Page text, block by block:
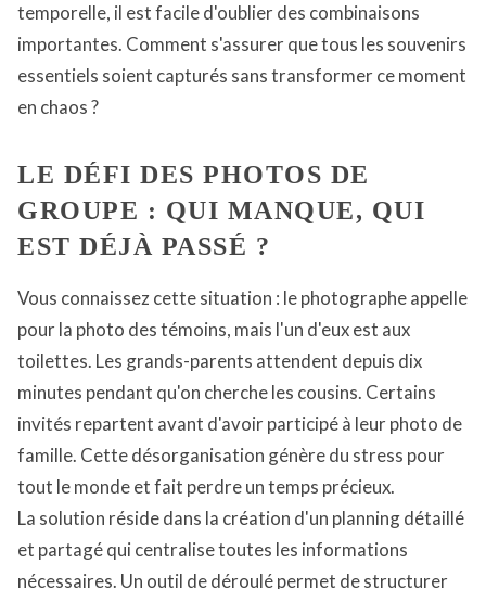
temporelle, il est facile d'oublier des combinaisons
importantes. Comment s'assurer que tous les souvenirs
essentiels soient capturés sans transformer ce moment
en chaos ?
LE DÉFI DES PHOTOS DE
GROUPE : QUI MANQUE, QUI
EST DÉJÀ PASSÉ ?
Vous connaissez cette situation : le photographe appelle
pour la photo des témoins, mais l'un d'eux est aux
toilettes. Les grands-parents attendent depuis dix
minutes pendant qu'on cherche les cousins. Certains
invités repartent avant d'avoir participé à leur photo de
famille. Cette désorganisation génère du stress pour
tout le monde et fait perdre un temps précieux.
La solution réside dans la création d'un planning détaillé
et partagé qui centralise toutes les informations
nécessaires. Un outil de déroulé permet de structurer